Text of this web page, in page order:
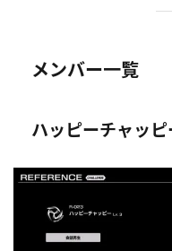
メンバー一覧
ハッピーチャッピ